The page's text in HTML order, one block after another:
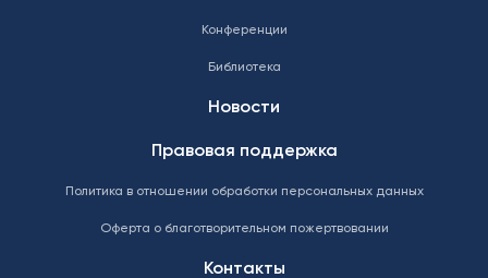
Конференции
Библиотека
Новости
Правовая поддержка
Политика в отношении обработки персональных данных
Оферта о благотворительном пожертвовании
Контакты